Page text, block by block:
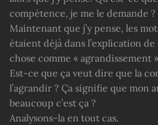
compétence, je me le demande ?
Maintenant que j’y pense, les
étaient déjà dans l’explication
chose comme « agrandissement
Est-ce que ça veut dire que la
l’agrandir ? Ça signifie que mon
beaucoup c’est ça ?
Analysons-la en tout cas.